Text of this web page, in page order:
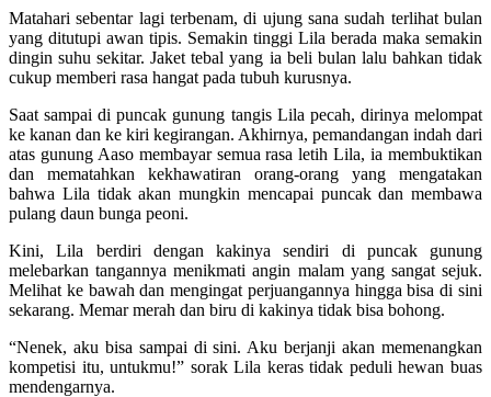
Matahari sebentar lagi terbenam, di ujung sana sudah terlihat bulan
yang ditutupi awan tipis. Semakin tinggi Lila berada maka semakin
dingin suhu sekitar. Jaket tebal yang ia beli bulan lalu bahkan tidak
cukup memberi rasa hangat pada tubuh kurusnya.
Saat sampai di puncak gunung tangis Lila pecah, dirinya melompat
ke kanan dan ke kiri kegirangan. Akhirnya, pemandangan indah dari
atas gunung Aaso membayar semua rasa letih Lila, ia membuktikan
dan mematahkan kekhawatiran orang-orang yang mengatakan
bahwa Lila tidak akan mungkin mencapai puncak dan membawa
pulang daun bunga peoni.
Kini, Lila berdiri dengan kakinya sendiri di puncak gunung
melebarkan tangannya menikmati angin malam yang sangat sejuk.
Melihat ke bawah dan mengingat perjuangannya hingga bisa di sini
sekarang. Memar merah dan biru di kakinya tidak bisa bohong.
“Nenek, aku bisa sampai di sini. Aku berjanji akan memenangkan
kompetisi itu, untukmu!” sorak Lila keras tidak peduli hewan buas
mendengarnya.